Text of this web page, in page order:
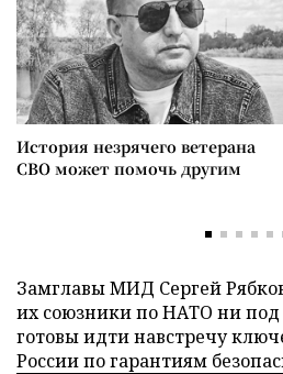
История незрячего ветерана
СВО может помочь другим
Замглавы МИД Сергей
их союзники по НАТО ни
готовы идти навстречу
России по гарантиям